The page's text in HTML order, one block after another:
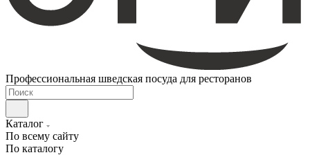
Профессиональная шведская посуда для ресторанов
Каталог
По всему сайту
По каталогу